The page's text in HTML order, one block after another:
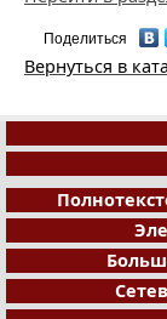
Поделиться
Вернуться в